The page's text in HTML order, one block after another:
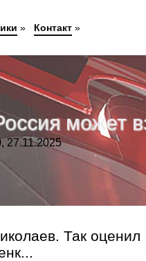
может
27.11.2025
Так оценил
» Контакт»